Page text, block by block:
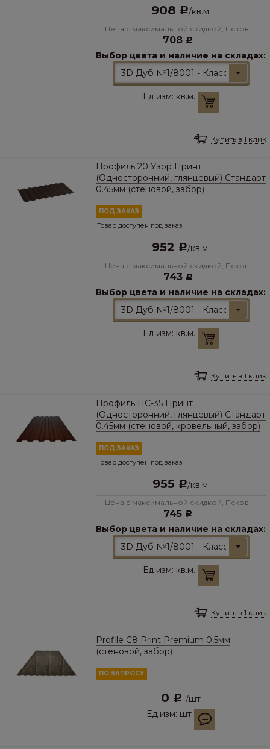
908 Р/кв.м.
Цена с максимальной скидкой, Псков:
708 Р
Выбор цвета и наличие на складах:
3D Дуб №1/8001 - Классический
Ед.изм: кв.м.
Купить в 1 клик
Профиль 20 Узор Принт
(Односторонний, глянцевый) Стандарт
0.45мм (стеновой, забор)
ПОД ЗАКАЗ
Товар доступен под заказ
952 Р/кв.м.
Цена с максимальной скидкой, Псков:
743 Р
Выбор цвета и наличие на складах:
3D Дуб №1/8001 - Классический
Ед.изм: кв.м.
Купить в 1 клик
Профиль НС-35 Принт
(Односторонний, глянцевый) Стандарт
0.45мм (стеновой, кровельный, забор)
ПОД ЗАКАЗ
Товар доступен под заказ
955 Р/кв.м.
Цена с максимальной скидкой, Псков:
745 Р
Выбор цвета и наличие на складах:
3D Дуб №1/8001 - Классический
Ед.изм: кв.м.
Купить в 1 клик
Profile С8 Print Premium 0,5мм
(стеновой, забор)
ПО ЗАПРОСУ
0 Р /шт
Ед.изм: шт